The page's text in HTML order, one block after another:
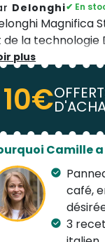
Delonghi✔ En
Magnifica
de la technologie
mots clés sont
préférée
et
fraîche et
Pour une
de
de lait
plus
10€
Camille
café,
3